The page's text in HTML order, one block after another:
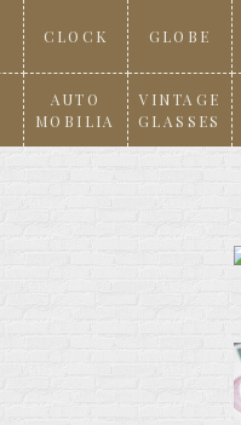
CLOCK GLOBE
AUTO
MOBILIA
VINTAGE
GLASSES